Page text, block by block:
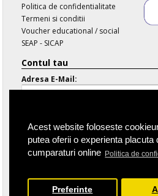
Acest website foloseste
putea oferii o experienta placuta
cumparaturi online Politica de
Preferinte
Politica de confidentialitate
Termeni si conditii
Voucher educational / social
SEAP - SICAP
Contul tau
Adresa E-Mail:
Parola Uitata